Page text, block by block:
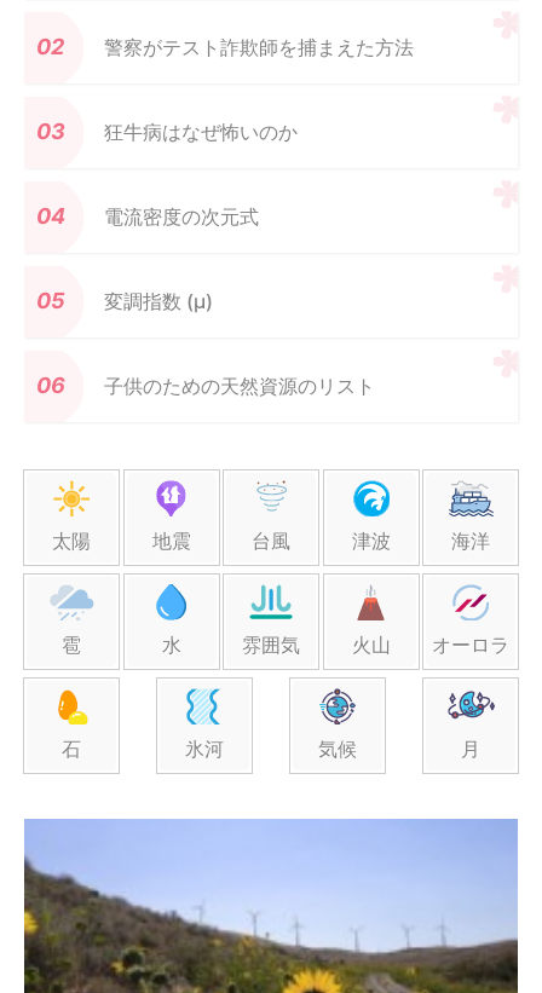
警察がテスト詐欺師を捕まえた方法
狂牛病はなぜ怖いのか
電流密度の次元式
変調指数 (μ)
子供のための天然資源のリスト
太陽 地震 台風 津波 海洋
雹 水 雰囲気 火山 オーロラ
石 氷河 気候 月